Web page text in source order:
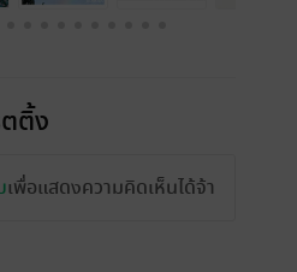
ตติ้ง
เพื่อแสดงความคิดเห็นได้จ้า